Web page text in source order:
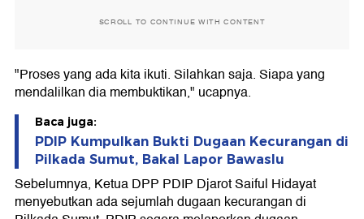
SCROLL TO CONTINUE WITH CONTENT
"Proses yang ada kita ikuti. Silahkan saja. Siapa yang
mendalilkan dia membuktikan," ucapnya.
Baca juga:
PDIP Kumpulkan Bukti Dugaan Kecurangan di
Pilkada Sumut, Bakal Lapor Bawaslu
Sebelumnya, Ketua DPP PDIP Djarot Saiful Hidayat
menyebutkan ada sejumlah dugaan kecurangan di